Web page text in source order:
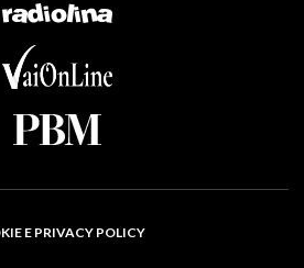
E PRIVACY POLICY